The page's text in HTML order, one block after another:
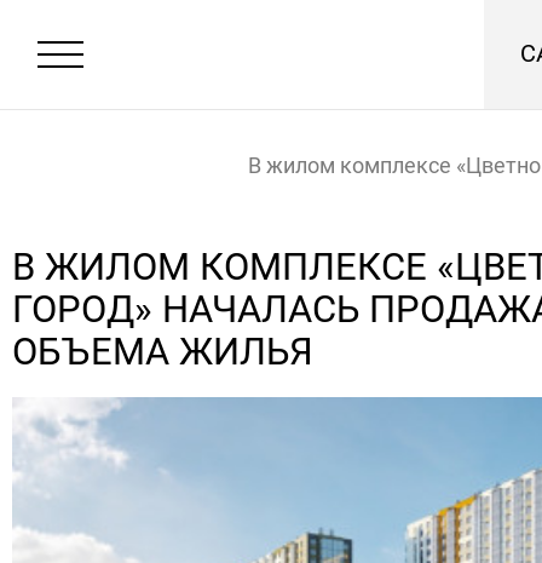
Главная Новости
В жилом комплексе
жилья
В ЖИЛОМ КОМПЛЕКСЕ
ГОРОД» НАЧАЛАСЬ
ОБЪЕМА ЖИЛЬЯ